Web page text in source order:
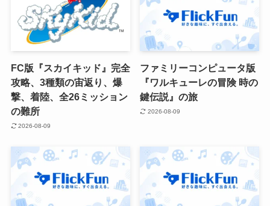
FC版『スカイキッド』完全
攻略、3種類の宙返り、爆
撃、着陸、全26ミッション
の難所
2026-08-09
ファミリーコンピュータ版
『ワルキューレの冒険 時の
鍵伝説』の旅
2026-08-09